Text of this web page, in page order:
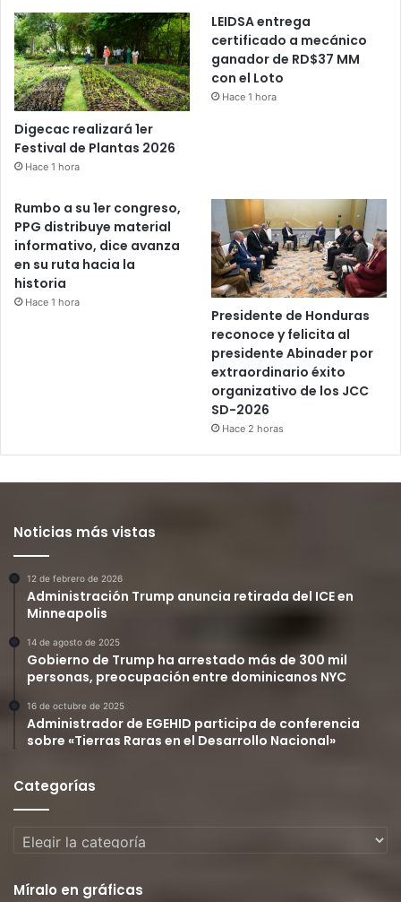
Digecac realizará 1er
Festival de Plantas 2026
Hace 1 hora
LEIDSA entrega
certificado a mecánico
ganador de RD$37 MM
con el Loto
Hace 1 hora
Rumbo a su 1er congreso,
PPG distribuye material
informativo, dice avanza
en su ruta hacia la
historia
Hace 1 hora
Presidente de Honduras
reconoce y felicita al
presidente Abinader por
extraordinario éxito
organizativo de los JCC
SD-2026
Hace 2 horas
Noticias más vistas
12 de febrero de 2026
Administración Trump anuncia retirada del ICE en
Minneapolis
14 de agosto de 2025
Gobierno de Trump ha arrestado más de 300 mil
personas, preocupación entre dominicanos NYC
16 de octubre de 2025
Administrador de EGEHID participa de conferencia
sobre «Tierras Raras en el Desarrollo Nacional»
Categorías
Categorías
Míralo en gráficas